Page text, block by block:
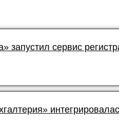
запустил сервис